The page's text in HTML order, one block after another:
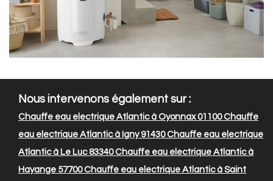
Nous intervenons également sur :
Chauffe eau electrique Atlantic à Oyonnax 01100Chauffe
eau electrique Atlantic à Igny 91430Chauffe eau electrique
Atlantic à Le Luc 83340Chauffe eau electrique Atlantic à
Hayange 57700Chauffe eau electrique Atlantic à Saint